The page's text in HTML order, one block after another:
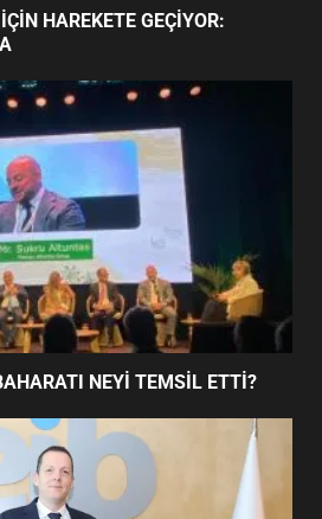
KRİTİK ATAMA:
NE
GURURU TÜRKİYE
NE BAŞARDI?
NE DEĞİŞTİ?
HAREKETE GEÇİYOR:
NEYİ TEMSİL ETTİ?